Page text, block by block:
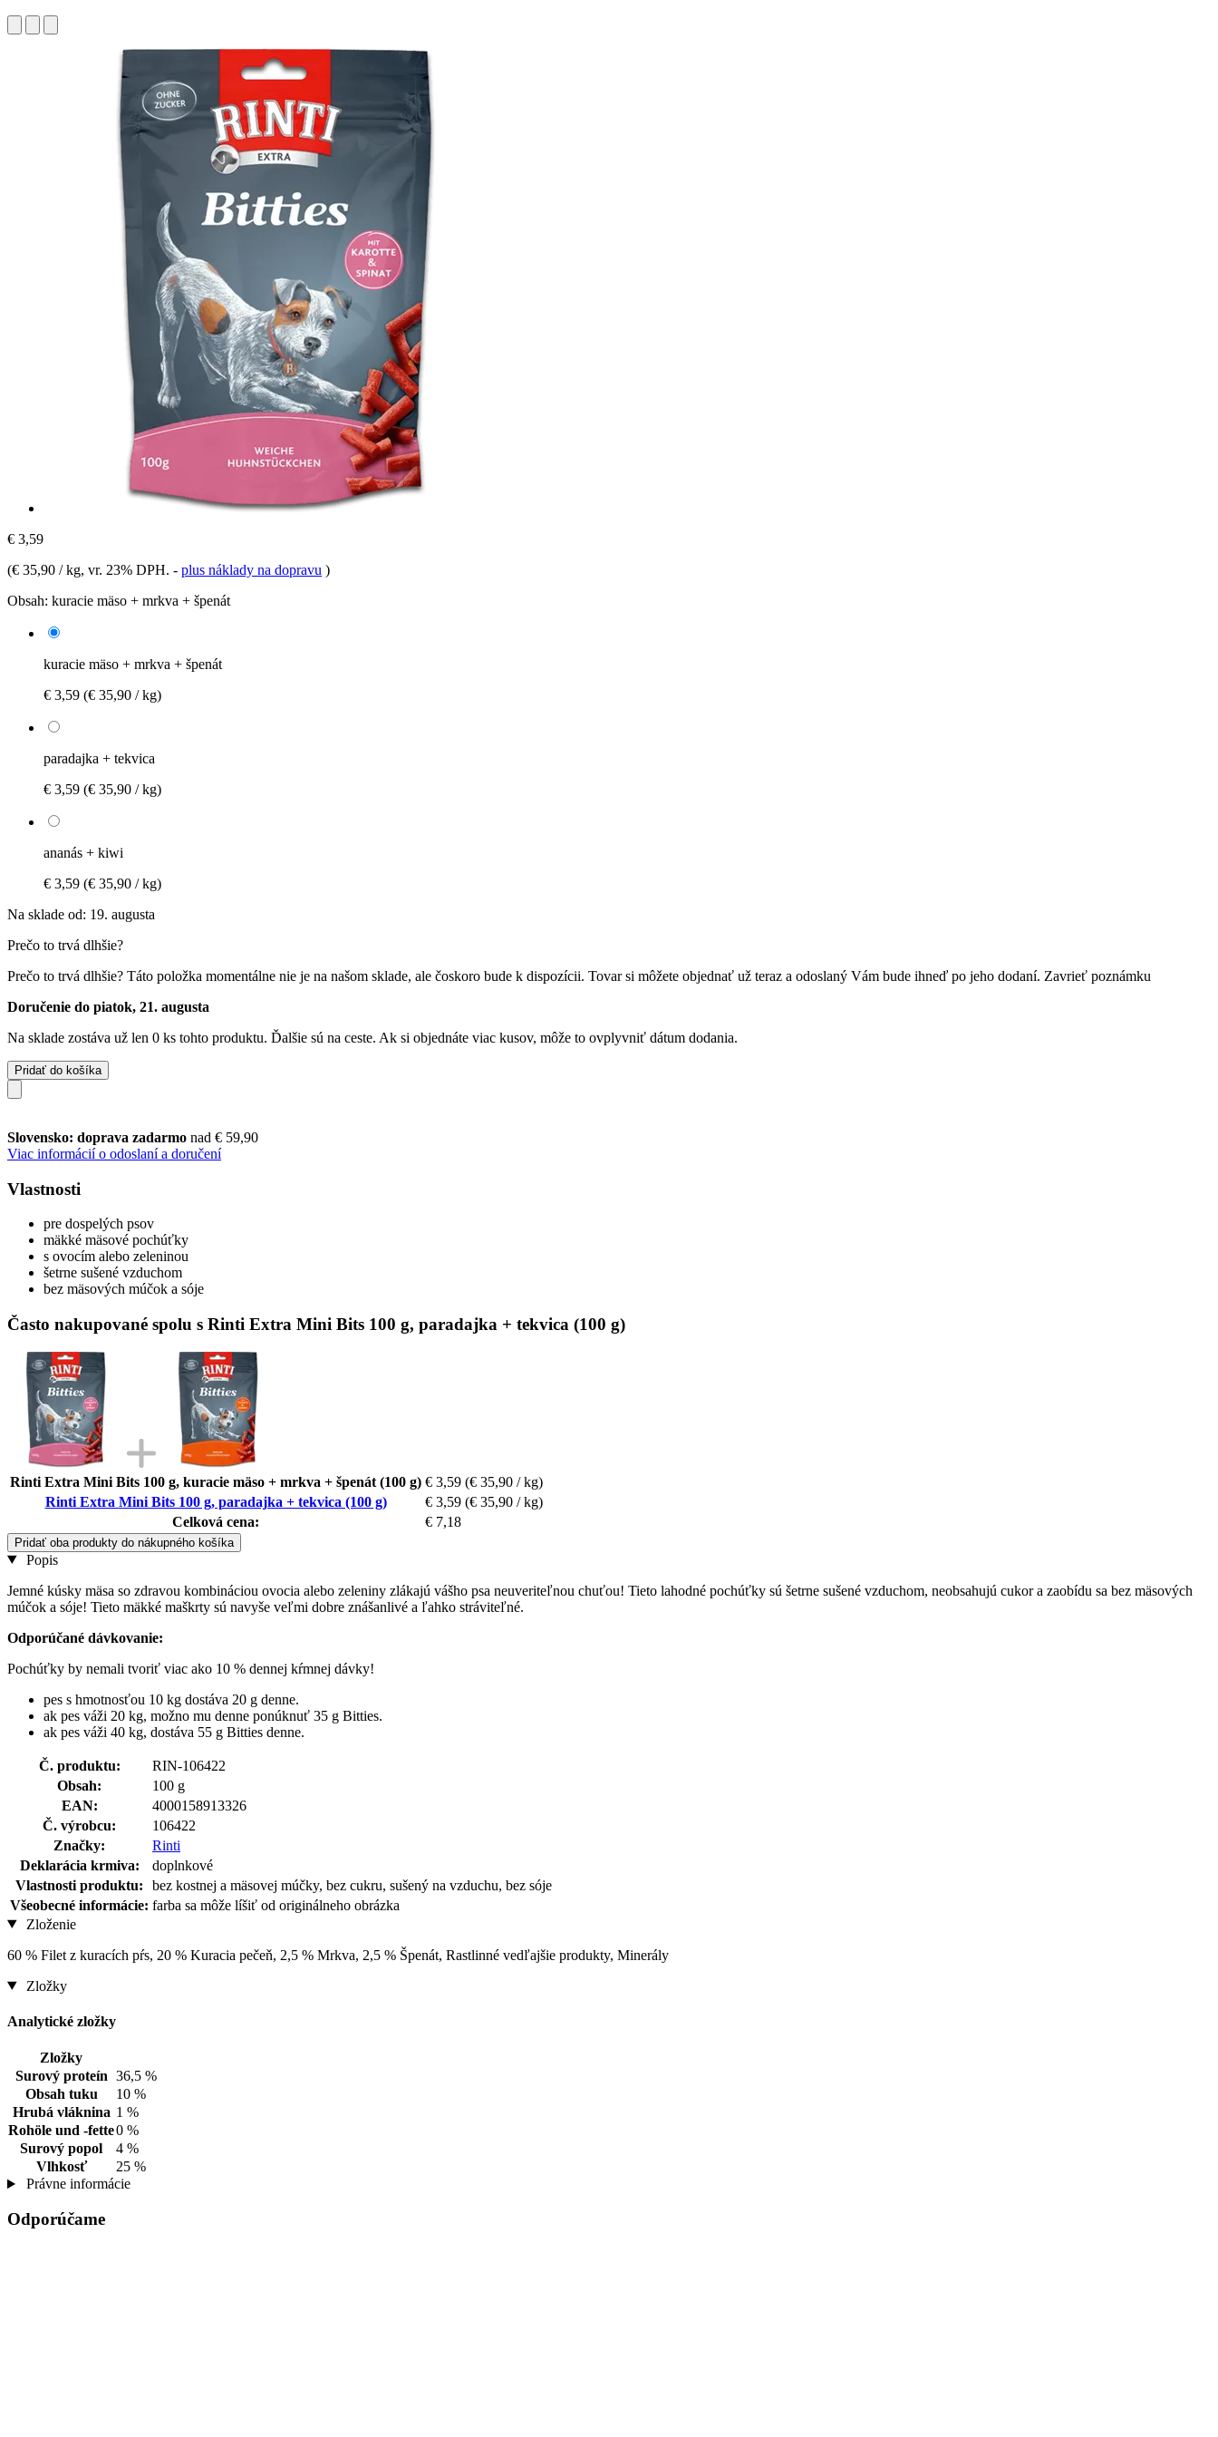
€ 3,59
(€ 35,90 / kg, vr. 23% DPH. - plus náklady na dopravu )
Obsah: kuracie mäso + mrkva + špenát
kuracie mäso + mrkva + špenát
€ 3,59 (€ 35,90 / kg)
paradajka + tekvica
€ 3,59 (€ 35,90 / kg)
ananás + kiwi
€ 3,59 (€ 35,90 / kg)
Na sklade od: 19. augusta
Prečo to trvá dlhšie?
Prečo to trvá dlhšie? Táto položka momentálne nie je na našom sklade, ale čoskoro bude k dispozícii. Tovar si môžete objednať už teraz a odoslaný Vám bude ihneď po jeho dodaní. Zavrieť poznámku
Doručenie do piatok, 21. augusta
Na sklade zostáva už len 0 ks tohto produktu. Ďalšie sú na ceste. Ak si objednáte viac kusov, môže to ovplyvniť dátum dodania.
Pridať do košíka
Slovensko: doprava zadarmo nad € 59,90
Viac informácií o odoslaní a doručení
Vlastnosti
pre dospelých psov
mäkké mäsové pochúťky
s ovocím alebo zeleninou
šetrne sušené vzduchom
bez mäsových múčok a sóje
Často nakupované spolu s Rinti Extra Mini Bits 100 g, paradajka + tekvica (100 g)
Rinti Extra Mini Bits 100 g, kuracie mäso + mrkva + špenát (100 g) € 3,59 (€ 35,90 / kg)
Rinti Extra Mini Bits 100 g, paradajka + tekvica (100 g)
€ 3,59 (€ 35,90 / kg)
Celková cena:
€ 7,18
Pridať oba produkty do nákupného košíka
Popis
Jemné kúsky mäsa so zdravou kombináciou ovocia alebo zeleniny zlákajú vášho psa neuveriteľnou chuťou! Tieto lahodné pochúťky sú šetrne sušené vzduchom, neobsahujú cukor a zaobídu sa bez mäsových
múčok a sóje! Tieto mäkké maškrty sú navyše veľmi dobre znášanlivé a ľahko stráviteľné.
Odporúčané dávkovanie:
Pochúťky by nemali tvoriť viac ako 10 % dennej kŕmnej dávky!
pes s hmotnosťou 10 kg dostáva 20 g denne.
ak pes váži 20 kg, možno mu denne ponúknuť 35 g Bitties.
ak pes váži 40 kg, dostáva 55 g Bitties denne.
Č. produktu:
RIN-106422
Obsah:
100 g
EAN:
4000158913326
Č. výrobcu:
106422
Značky:
Rinti
Deklarácia krmiva:
doplnkové
Vlastnosti produktu:
bez kostnej a mäsovej múčky, bez cukru, sušený na vzduchu, bez sóje
Všeobecné informácie: farba sa môže líšiť od originálneho obrázka
Zloženie
60 % Filet z kuracích pŕs, 20 % Kuracia pečeň, 2,5 % Mrkva, 2,5 % Špenát, Rastlinné vedľajšie produkty, Minerály
Zložky
Analytické zložky
Zložky
Surový proteín 36,5 %
Obsah tuku
10 %
Hrubá vláknina 1 %
Rohöle und -fette0 %
Surový popol
4 %
Vlhkosť
25 %
Právne informácie
Odporúčame